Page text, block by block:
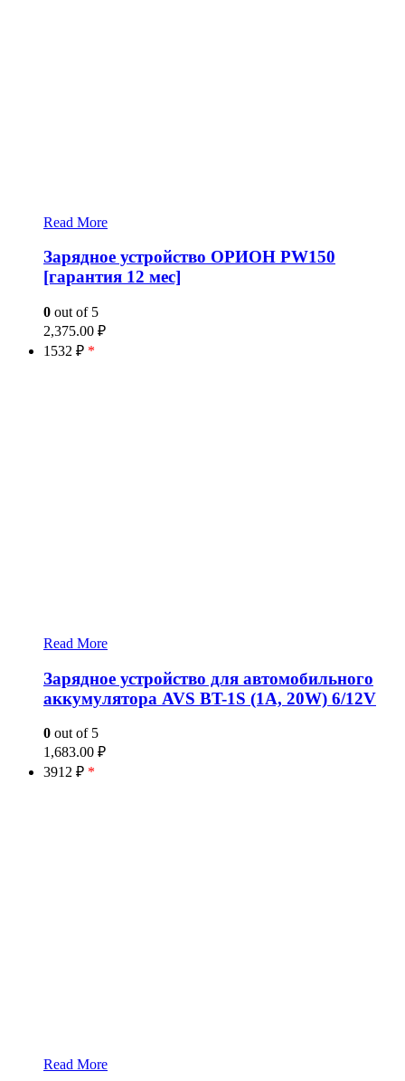
Read More
Зарядное устройство ОРИОН PW150
[гарантия 12 мес]
0 out of 5
2,375.00 ₽
1532 ₽ *
Read More
Зарядное устройство для автомобильного
аккумулятора AVS BT-1S (1A, 20W) 6/12V
0 out of 5
1,683.00 ₽
3912 ₽ *
Read More